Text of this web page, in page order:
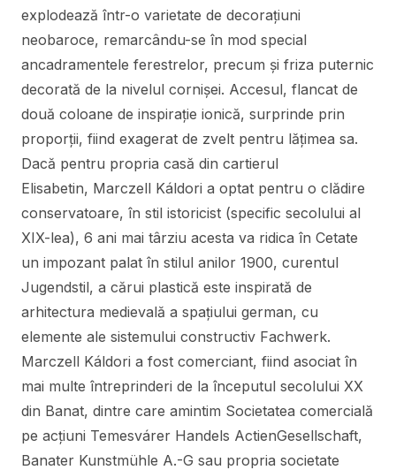
explodează într-o varietate de decorațiuni
neobaroce, remarcându-se în mod special
ancadramentele ferestrelor, precum și friza puternic
decorată de la nivelul cornișei. Accesul, flancat de
două coloane de inspirație ionică, surprinde prin
proporții, fiind exagerat de zvelt pentru lățimea sa.
Dacă pentru propria casă din cartierul
Elisabetin, Marczell Káldori a optat pentru o clădire
conservatoare, în stil istoricist (specific secolului al
XIX-lea), 6 ani mai târziu acesta va ridica în Cetate
un impozant palat în stilul anilor 1900, curentul
Jugendstil, a cărui plastică este inspirată de
arhitectura medievală a spațiului german, cu
elemente ale sistemului constructiv Fachwerk.
Marczell Káldori a fost comerciant, fiind asociat în
mai multe întreprinderi de la începutul secolului XX
din Banat, dintre care amintim Societatea comercială
pe acțiuni Temesvárer Handels ActienGesellschaft,
Banater Kunstmühle A.-G sau propria societate